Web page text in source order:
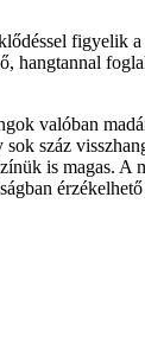
figyelik
hangtannal
valóban
száz
is magas. A